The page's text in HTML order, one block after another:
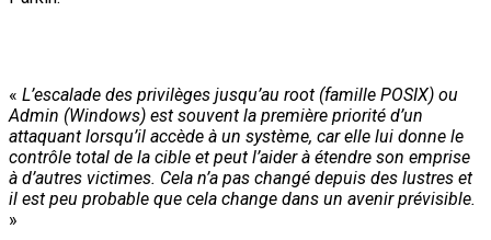
« L’escalade des privilèges jusqu’au root (famille POSIX) ou
Admin (Windows) est souvent la première priorité d’un
attaquant lorsqu’il accède à un système, car elle lui donne le
contrôle total de la cible et peut l’aider à étendre son emprise
à d’autres victimes. Cela n’a pas changé depuis des lustres et
il est peu probable que cela change dans un avenir prévisible.
»